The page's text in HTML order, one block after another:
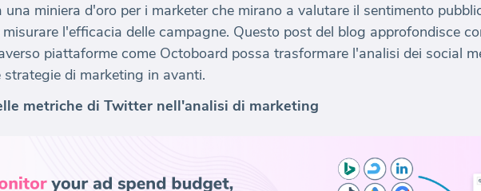
una miniera d'oro per i marketer che mirano a valutare il sentimento
l'efficacia delle campagne. Questo post del blog approfondisce
piattaforme come Octoboard possa trasformare l'analisi dei social
strategie di marketing in avanti.
metriche di Twitter nell'analisi di marketing